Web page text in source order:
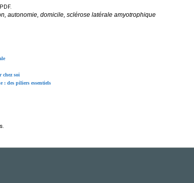
autonomie, domicile, sclérose latérale amyotrophique
chez soi
: des piliers essentiels